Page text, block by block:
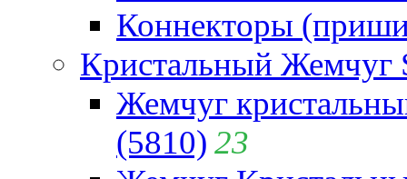
Коннекторы
Кристальный Жемчуг
Жемчуг
(5810) 23